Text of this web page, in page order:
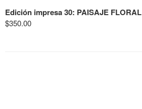
Edición impresa 30: PAISAJE FLORAL
$350.00